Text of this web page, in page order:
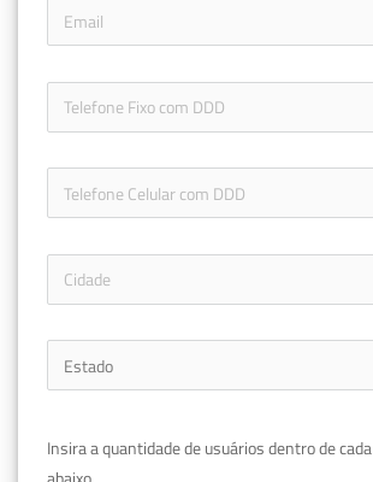
Insira a quantidade de usuários dentro de cada